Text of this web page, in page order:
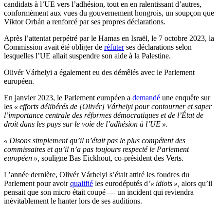
candidats à l’UE vers l’adhésion, tout en en ralentissant d’autres,
conformément aux vues du gouvernement hongrois, un soupçon que
Viktor Orbán a renforcé par ses propres déclarations.
Après l’attentat perpétré par le Hamas en Israël, le 7 octobre 2023, la
Commission avait été obliger de réfuterses déclarations selon
lesquelles l’UE allait suspendre son aide à la Palestine.
Olivér Várhelyi a également eu des démêlés avec le Parlement
européen.
En janvier 2023, le Parlement européen a demandé une enquête sur
les « efforts délibérés de [Olivér] Várhelyi pour contourner et saper
l’importance centrale des réformes démocratiques et de l’État de
droit dans les pays sur le voie de l’adhésion à l’UE ».
« Disons simplement qu’il n’était pas le plus compétent des
commissaires et qu’il n’a pas toujours respecté le Parlement
européen », souligne Bas Eickhout, co-président des Verts.
L’année dernière, Olivér Várhelyi s’était attiré les foudres du
Parlement pour avoirqualifié les eurodéputés d’« idiots », alors qu’il
pensait que son micro était coupé — un incident qui reviendra
inévitablement le hanter lors de ses auditions.